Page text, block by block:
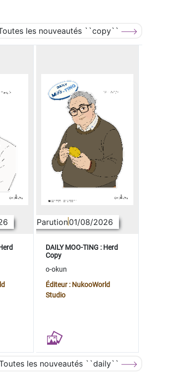
les nouveautés ``copy``
Parution01/08/2026
DAILY MOO-TING : Herd
Copy
o-okun
Éditeur : NukooWorld
Studio
les nouveautés ``daily``